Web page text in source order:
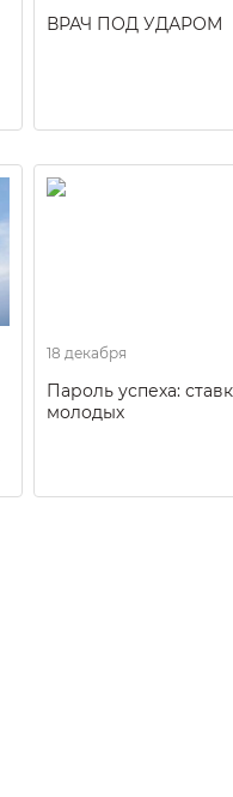
ВРАЧ ПОД УДАРОМ
18 декабря
Пароль успеха:
молодых